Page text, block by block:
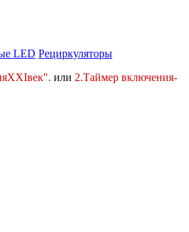
LED Рециркуляторы
или 2.Таймер включения-